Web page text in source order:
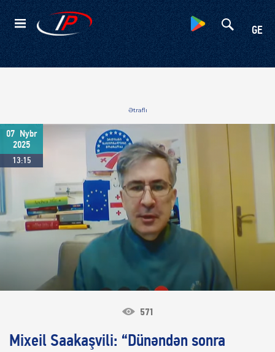
GE
Kateqoriyalar
Ətraflı
07
Nybr
2025
13:15
571
Mixeil Saakaşvili: “Dünəndən sonra